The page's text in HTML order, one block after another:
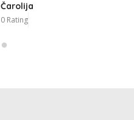
Čarolija
0 Rating